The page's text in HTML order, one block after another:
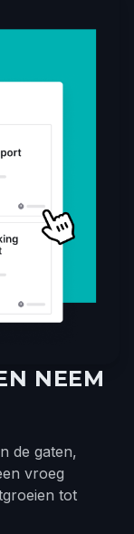
NEEM
de gaten,
vroeg
tot